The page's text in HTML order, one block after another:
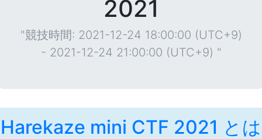
2021
"競技時間: 2021-12-24 18:00:00 (UTC+9)
- 2021-12-24 21:00:00 (UTC+9) "
Harekaze mini CTF 2021 とは